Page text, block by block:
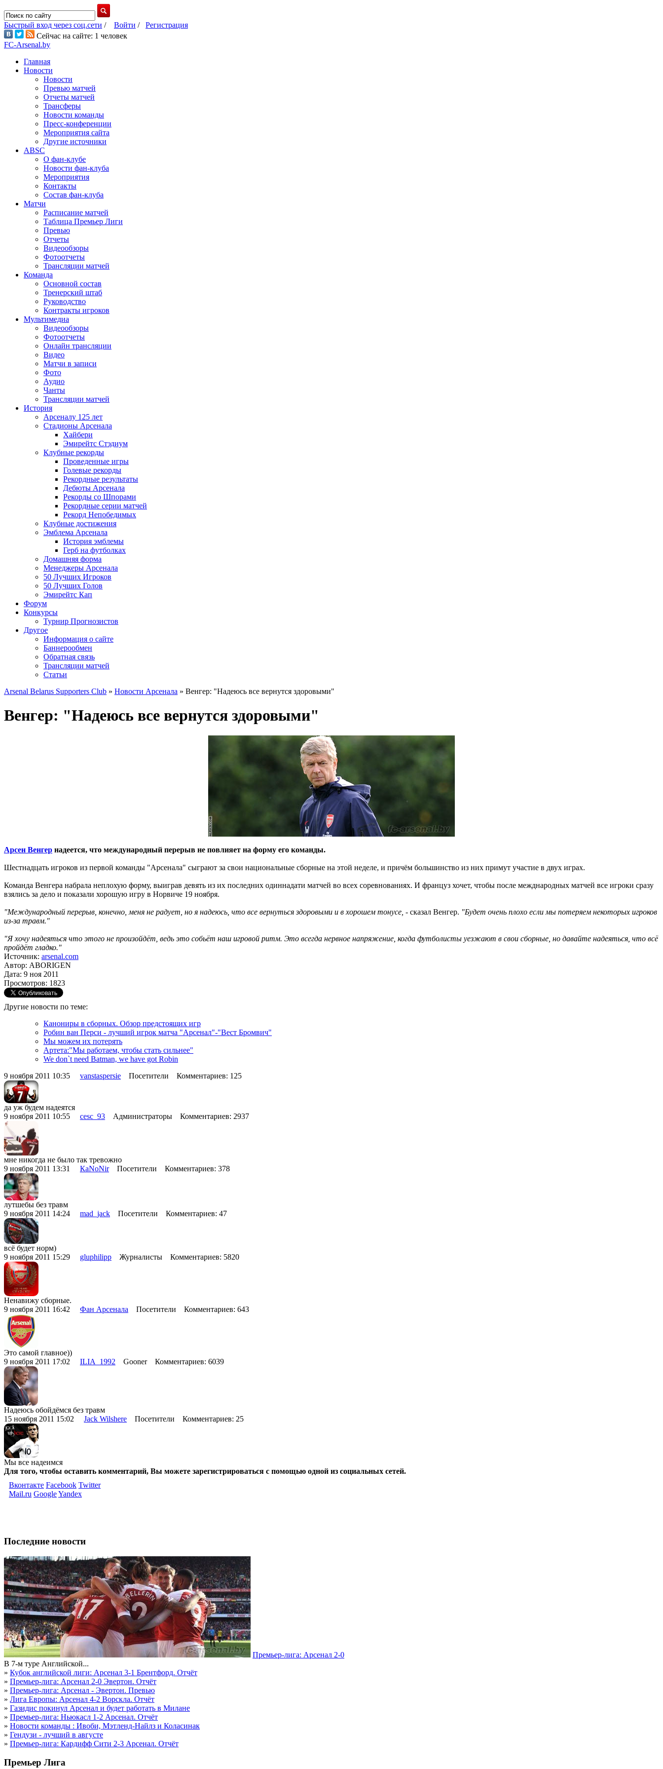
Быстрый вход через соц.сети / Войти / Регистрация
Сейчас на сайте: 1 человек
FC-Arsenal.by
Главная
Новости
Новости
Превью матчей
Отчеты матчей
Трансферы
Новости команды
Пресс-конференции
Мероприятия сайта
Другие источники
ABSC
О фан-клубе
Новости фан-клуба
Мероприятия
Контакты
Состав фан-клуба
Матчи
Расписание матчей
Таблица Премьер Лиги
Превью
Отчеты
Видеообзоры
Фотоотчеты
Трансляции матчей
Команда
Основной состав
Тренерский штаб
Руководство
Контракты игроков
Мультимедиа
Видеообзоры
Фотоотчеты
Онлайн трансляции
Видео
Матчи в записи
Фото
Аудио
Чанты
Трансляции матчей
История
Арсеналу 125 лет
Стадионы Арсенала
Хайбери
Эмирейтс Стэдиум
Клубные рекорды
Проведенные игры
Голевые рекорды
Рекордные результаты
Дебюты Арсенала
Рекорды со Шпорами
Рекордные серии матчей
Рекорд Непобедимых
Клубные достижения
Эмблема Арсенала
История эмблемы
Герб на футболках
Домашняя форма
Менеджеры Арсенала
50 Лучших Игроков
50 Лучших Голов
Эмирейтс Кап
Форум
Конкурсы
Турнир Прогнозистов
Другое
Информация о сайте
Баннерообмен
Обратная связь
Трансляции матчей
Статьи
Arsenal Belarus Supporters Club » Новости Арсенала » Венгер: "Надеюсь все вернутся здоровыми"
Венгер: "Надеюсь все вернутся здоровыми"
Арсен Венгер надеется, что международный перерыв не повлияет на форму его команды.
Шестнадцать игроков из первой команды "Арсенала" сыграют за свои национальные сборные на этой неделе, и причём большинство из них примут участие в двух играх.
Команда Венгера набрала неплохую форму, выиграв девять из их последних одиннадати матчей во всех соревнованиях. И француз хочет, чтобы после межднародных матчей все игроки сразу
взялись за дело и показали хорошую игру в Норвиче 19 ноября.
"Международный перерыв, конечно, меня не радует, но я надеюсь, что все вернуться здоровыми и в хорошем тонусе, - сказал Венгер. "Будет очень плохо если мы потеряем некоторых игроков
из-за травм."
"Я хочу надеяться что этого не произойдёт, ведь это собьёт наш игровой ритм. Это всегда нервное напряжение, когда футболисты уезжают в свои сборные, но давайте надеяться, что всё
пройдёт гладко."
Источник: arsenal.com
Автор: ABORIGEN
Дата: 9 ноя 2011
Просмотров: 1823
Другие новости по теме:
Канониры в сборных. Обзор предстоящих игр
Робин ван Перси - лучший игрок матча "Арсенал"-"Вест Бромвич"
Мы можем их потерять
Артета:"Мы работаем, чтобы стать сильнее"
We don`t need Batman, we have got Robin
9 ноября 2011 10:35 vanstaspersie Посетители Комментариев: 125
да уж будем надеятся
9 ноября 2011 10:55 cesc_93 Администраторы Комментариев: 2937
мне никогда не было так тревожно
9 ноября 2011 13:31 КаNoNirПосетители Комментариев: 378
лутшебы без травм
9 ноября 2011 14:24 mad_jack Посетители Комментариев: 47
всё будет норм)
9 ноября 2011 15:29 gluphilipp Журналисты Комментариев: 5820
Ненавижу сборные.
9 ноября 2011 16:42 Фан Арсенала Посетители Комментариев: 643
Это самой главное))
9 ноября 2011 17:02 ILIA_1992 Gooner Комментариев: 6039
Надеюсь обойдёмся без травм
15 ноября 2011 15:02 Jack Wilshere Посетители Комментариев: 25
Мы все надеимся
Для того, чтобы оставить комментарий, Вы можете зарегистрироваться с помощью одной из социальных сетей.
Вконтакте Facebook Twitter
Mail.ru GoogleYandex
Последние новости
Премьер-лига: Арсенал 2-0
В 7-м туре Английской...
» Кубок английской лиги: Арсенал 3-1 Брентфорд. Отчёт
» Премьер-лига: Арсенал 2-0 Эвертон. Отчёт
» Премьер-лига: Арсенал - Эвертон. Превью
» Лига Европы: Арсенал 4-2 Ворскла. Отчёт
» Газидис покинул Арсенал и будет работать в Милане
» Премьер-лига: Ньюкасл 1-2 Арсенал. Отчёт
» Новости команды : Ивоби, Мэтленд-Найлз и Коласинак
» Гендузи - лучший в августе
» Премьер-лига: Кардифф Сити 2-3 Арсенал. Отчёт
Премьер Лига